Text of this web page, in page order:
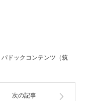
パドックコンテンツ（筑
次の記事